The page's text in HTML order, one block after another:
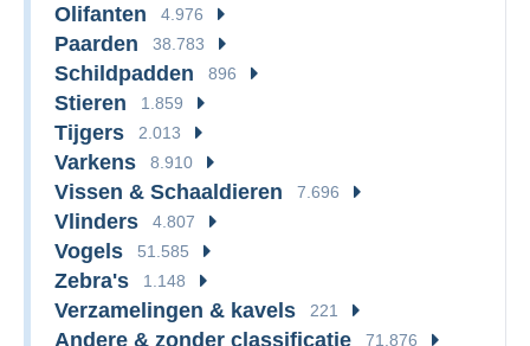
Olifanten 4.976
Paarden 38.783
Schildpadden 896
Stieren 1.859
Tijgers 2.013
Varkens 8.910
Vissen & Schaaldieren 7.696
Vlinders 4.807
Vogels 51.585
Zebra's 1.148
Verzamelingen & kavels 221
Andere & zonder classificatie 71.876